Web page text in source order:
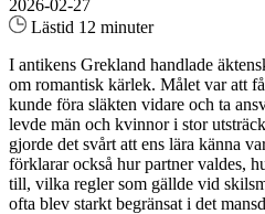
2026-02-27
Lästid 12 minuter
I antikens Grekland handlade
om romantisk kärlek. Målet var att
kunde föra släkten vidare och ta
levde män och kvinnor i stor
gjorde det svårt att ens lära känna
förklarar också hur partner valdes,
till, vilka regler som gällde vid
ofta blev starkt begränsat i det